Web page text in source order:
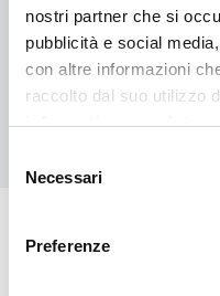
nostri partner che si
pubblicità e social
con altre informazioni
raccolto dal suo utilizzo
informativa completa
delNecessari
Preferenze
Sie haben nicht
Kontaktieren Sie uns,
Ihre